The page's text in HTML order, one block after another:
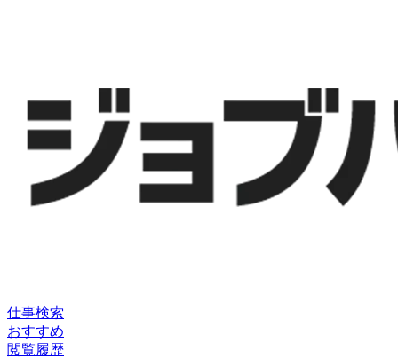
仕事検索
おすすめ
閲覧履歴